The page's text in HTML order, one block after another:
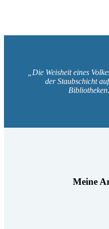
„Die Weisheit eines
der Staubschicht
Meine